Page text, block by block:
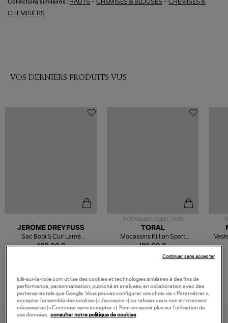
Collections similaires : HAUTS CHEMISES & BLOUSES
CHEMISES &
CHEMISIERS
VOS DERNIERS PRODUITS VUS
480,00 €
JEROME DREYFUSS
Sac Bobi S Cuir Lamé
Champagne
NOUVELLE COLLECTION
189,00 €
TORAL
Mocassins Killian Sport
Mousse
lulli-sur-la-toile.com utilise des cookies et technologies similaires à des fins de
performance, personnalisation, publicité et analyses, en collaboration avec des
partenaires tels que Google. Vous pouvez configurer vos choix via « Paramétrer »,
accepter l’ensemble des cookies (« J’accepte ») ou refuser ceux non strictement
nécessaires (« Continuer sans accepter »). Pour en savoir plus sur l’utilisation de
vos données, consulter notre politique de cookies
Continuer sans accepter